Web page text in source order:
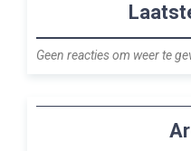
Geen reacties om weer te